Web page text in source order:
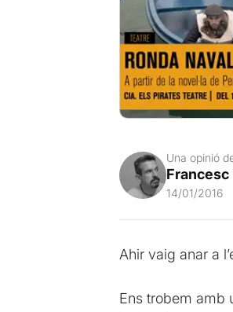
Una opinió
Francesc
14/01/2016
Ahir vaig anar a
Ens trobem amb